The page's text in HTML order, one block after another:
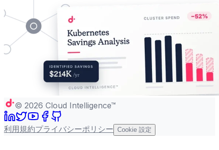
© 2026 Cloud Intelligence™
利用規約プライバシーポリシー Cookie 設定